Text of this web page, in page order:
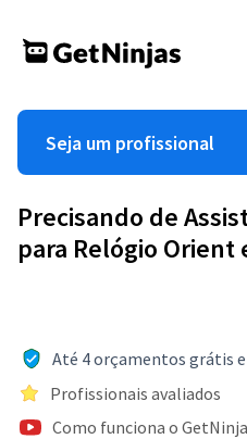
Seja um profissional
Precisando de
para Relógio Orient
Até 4 orçamentos grátis
Profissionais avaliados
Como funciona o